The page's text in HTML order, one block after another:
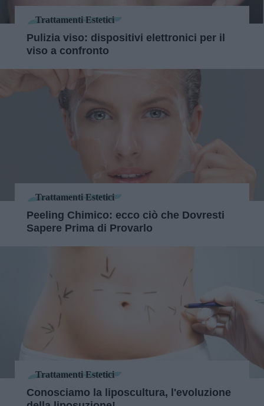
Trattamenti Estetici
Pulizia viso: dispositivi elettronici per il
viso a confronto
Trattamenti Estetici
Peeling Chimico: ecco ciò che Dovresti
Sapere Prima di Provarlo
Trattamenti Estetici
Conosciamo la liposcultura, l'evoluzione